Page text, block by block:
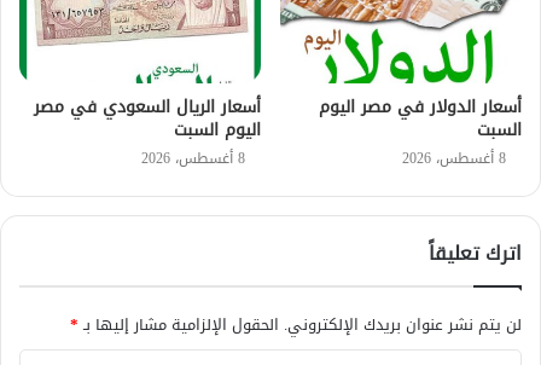
أسعار الدولار في مصر اليوم
السبت
8 أغسطس، 2026
أسعار الريال السعودي في مصر
اليوم السبت
8 أغسطس، 2026
اترك تعليقاً
لن يتم نشر عنوان بريدك الإلكتروني. الحقول الإلزامية مشار إليها بـ*